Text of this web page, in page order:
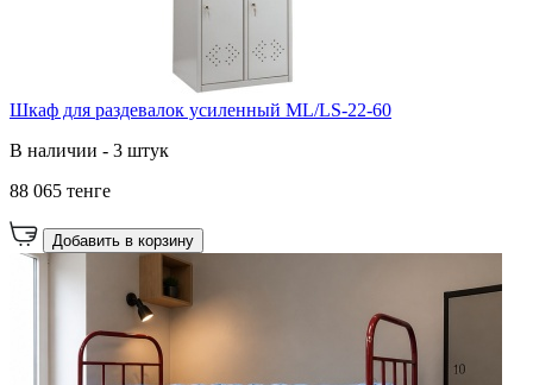
Шкаф для раздевалок усиленный ML/LS-22-60
В наличии - 3 штук
88 065 тенге
Добавить в корзину